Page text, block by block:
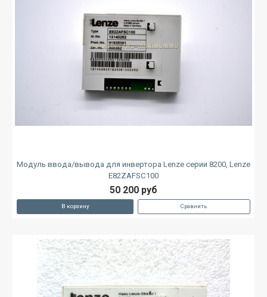
Модуль ввода/вывода для инвертора Lenze серии 8200, Lenze
E82ZAFSC100
50 200 руб
В корзину Сравнить